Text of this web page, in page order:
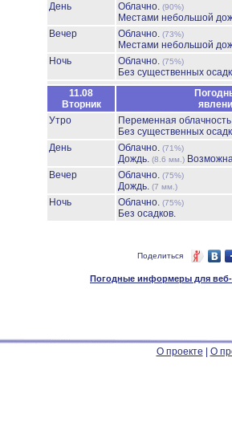
День
Облачно. (90%)
Местами небольшой
Вечер
Облачно. (73%)
Местами небольшой
Ночь
Облачно. (75%)
Без существенных
11.08
Вторник
Утро
Переменная
Без существенных
День
Облачно. (71%)
Дождь. (8.6 мм.)
Вечер
Облачно. (75%)
Дождь. (7 мм.)
Ночь Облачно. (75%)
Без осадков.
Поделиться
Погодные информеры для веб-
О проекте О